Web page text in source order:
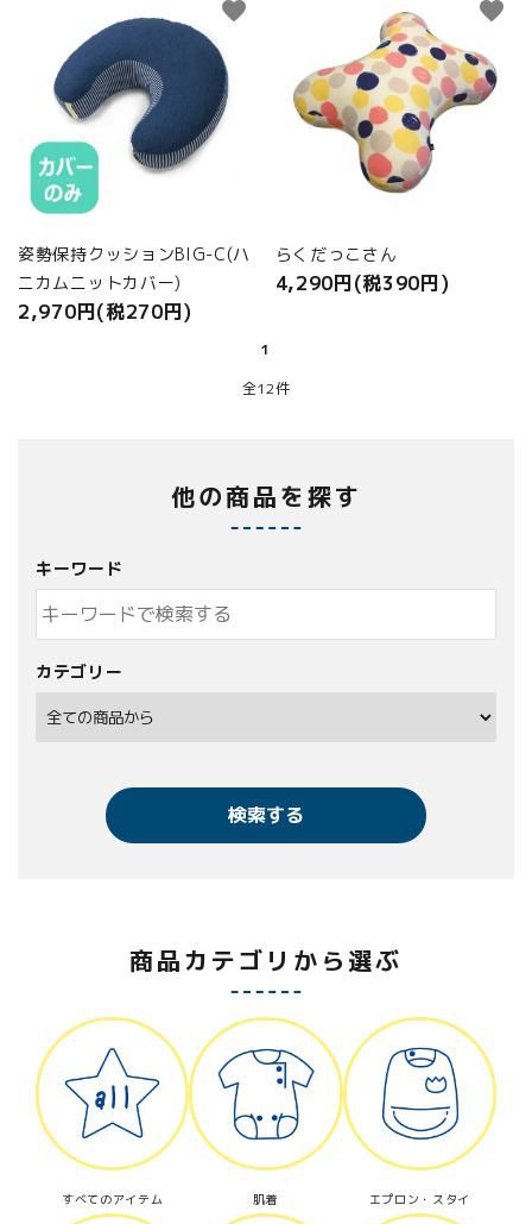
姿勢保持クッションBIG-C(ハ
ニカムニットカバー)
2,970円(税270円)
favorite
らくだっこさん
4,290円(税390円)
favorite
1
全12件
他の商品を探す
キーワード
カテゴリー
検索する
カテゴリー
商品カテゴリから選ぶ
すべてのアイテム 肌着 エプロン・スタイ